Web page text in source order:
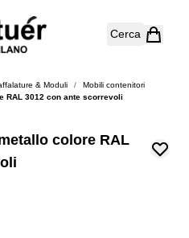
Cerca
& Moduli /
Mobili contenitori
RAL 3012 con ante scorrevoli
colore RAL